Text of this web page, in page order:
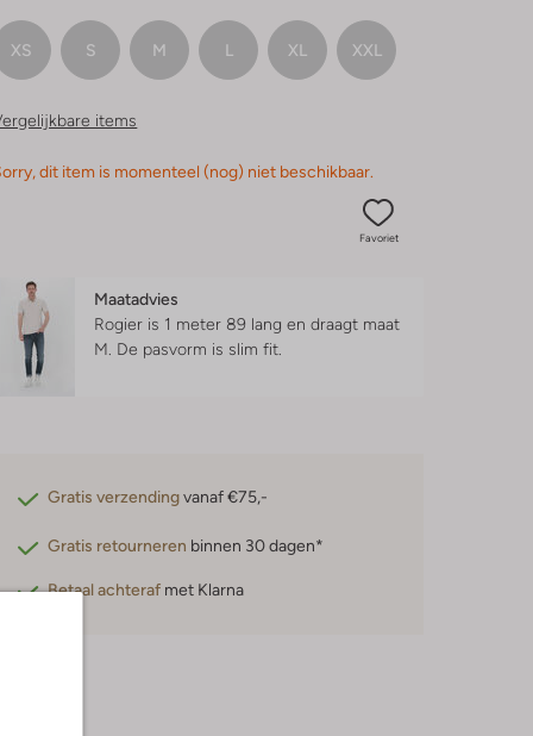
XS S M L XL XXL
items
dit item is momenteel (nog) niet beschikbaar.
Favoriet
Maatadvies
Rogier is 1 meter 89 lang en draagt maat
M. De pasvorm is slim fit
Gratis verzendingvanaf €75,-
Gratis retourneren binnen 30 dagen*
Betaal achteraf met Klarna